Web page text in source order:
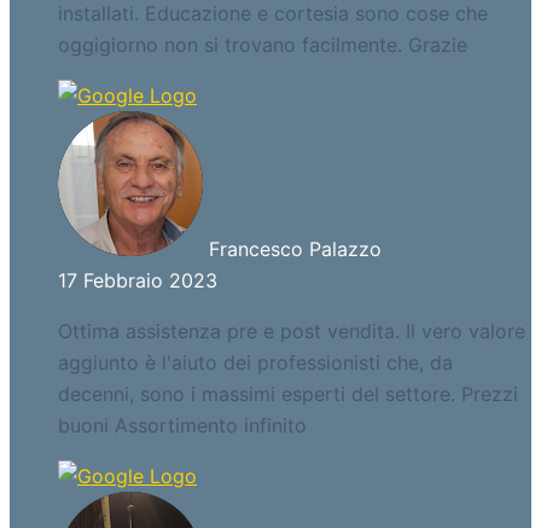
installati. Educazione e cortesia sono cose che
oggigiorno non si trovano facilmente. Grazie
Francesco Palazzo
17 Febbraio 2023
Ottima assistenza pre e post vendita. Il vero valore
aggiunto è l'aiuto dei professionisti che, da
decenni, sono i massimi esperti del settore. Prezzi
buoni Assortimento infinito